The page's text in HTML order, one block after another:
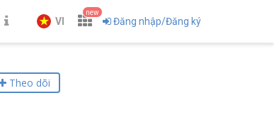
VI
new
Đăng nhập/Đăng ký
Theo dõi